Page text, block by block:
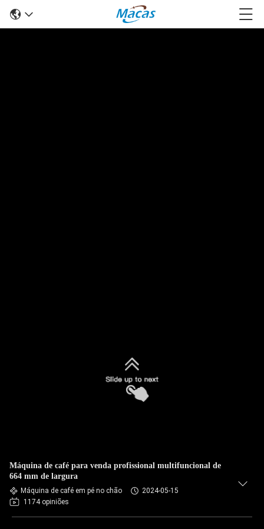
Máquina de café para venda profissional multifuncional de
664 mm de largura
Máquina de café em pé no chão
2024-05-15
1174 opiniões